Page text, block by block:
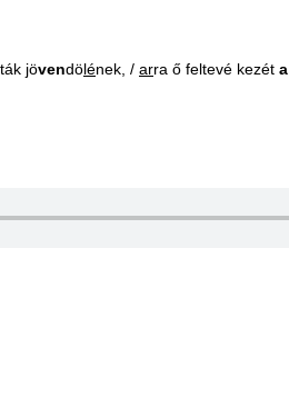
jövendölének, / arra ő feltevé kezét a